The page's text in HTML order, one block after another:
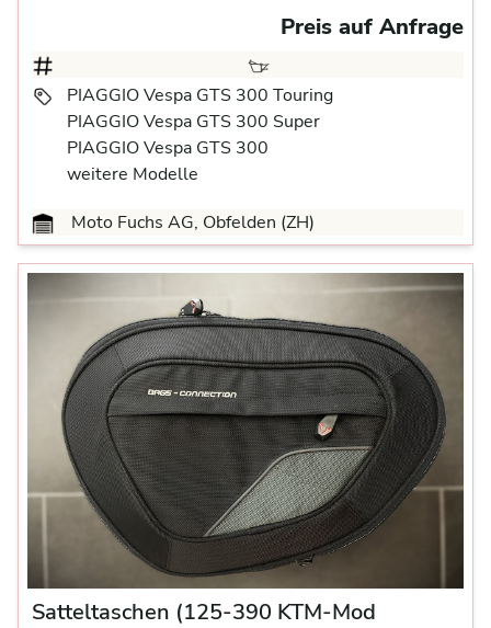
Preis auf Anfrage
PIAGGIO Vespa GTS 300 Touring
PIAGGIO Vespa GTS 300 Super
PIAGGIO Vespa GTS 300
weitere Modelle
Moto Fuchs AG, Obfelden (ZH)
Satteltaschen (125-390 KTM-Mod